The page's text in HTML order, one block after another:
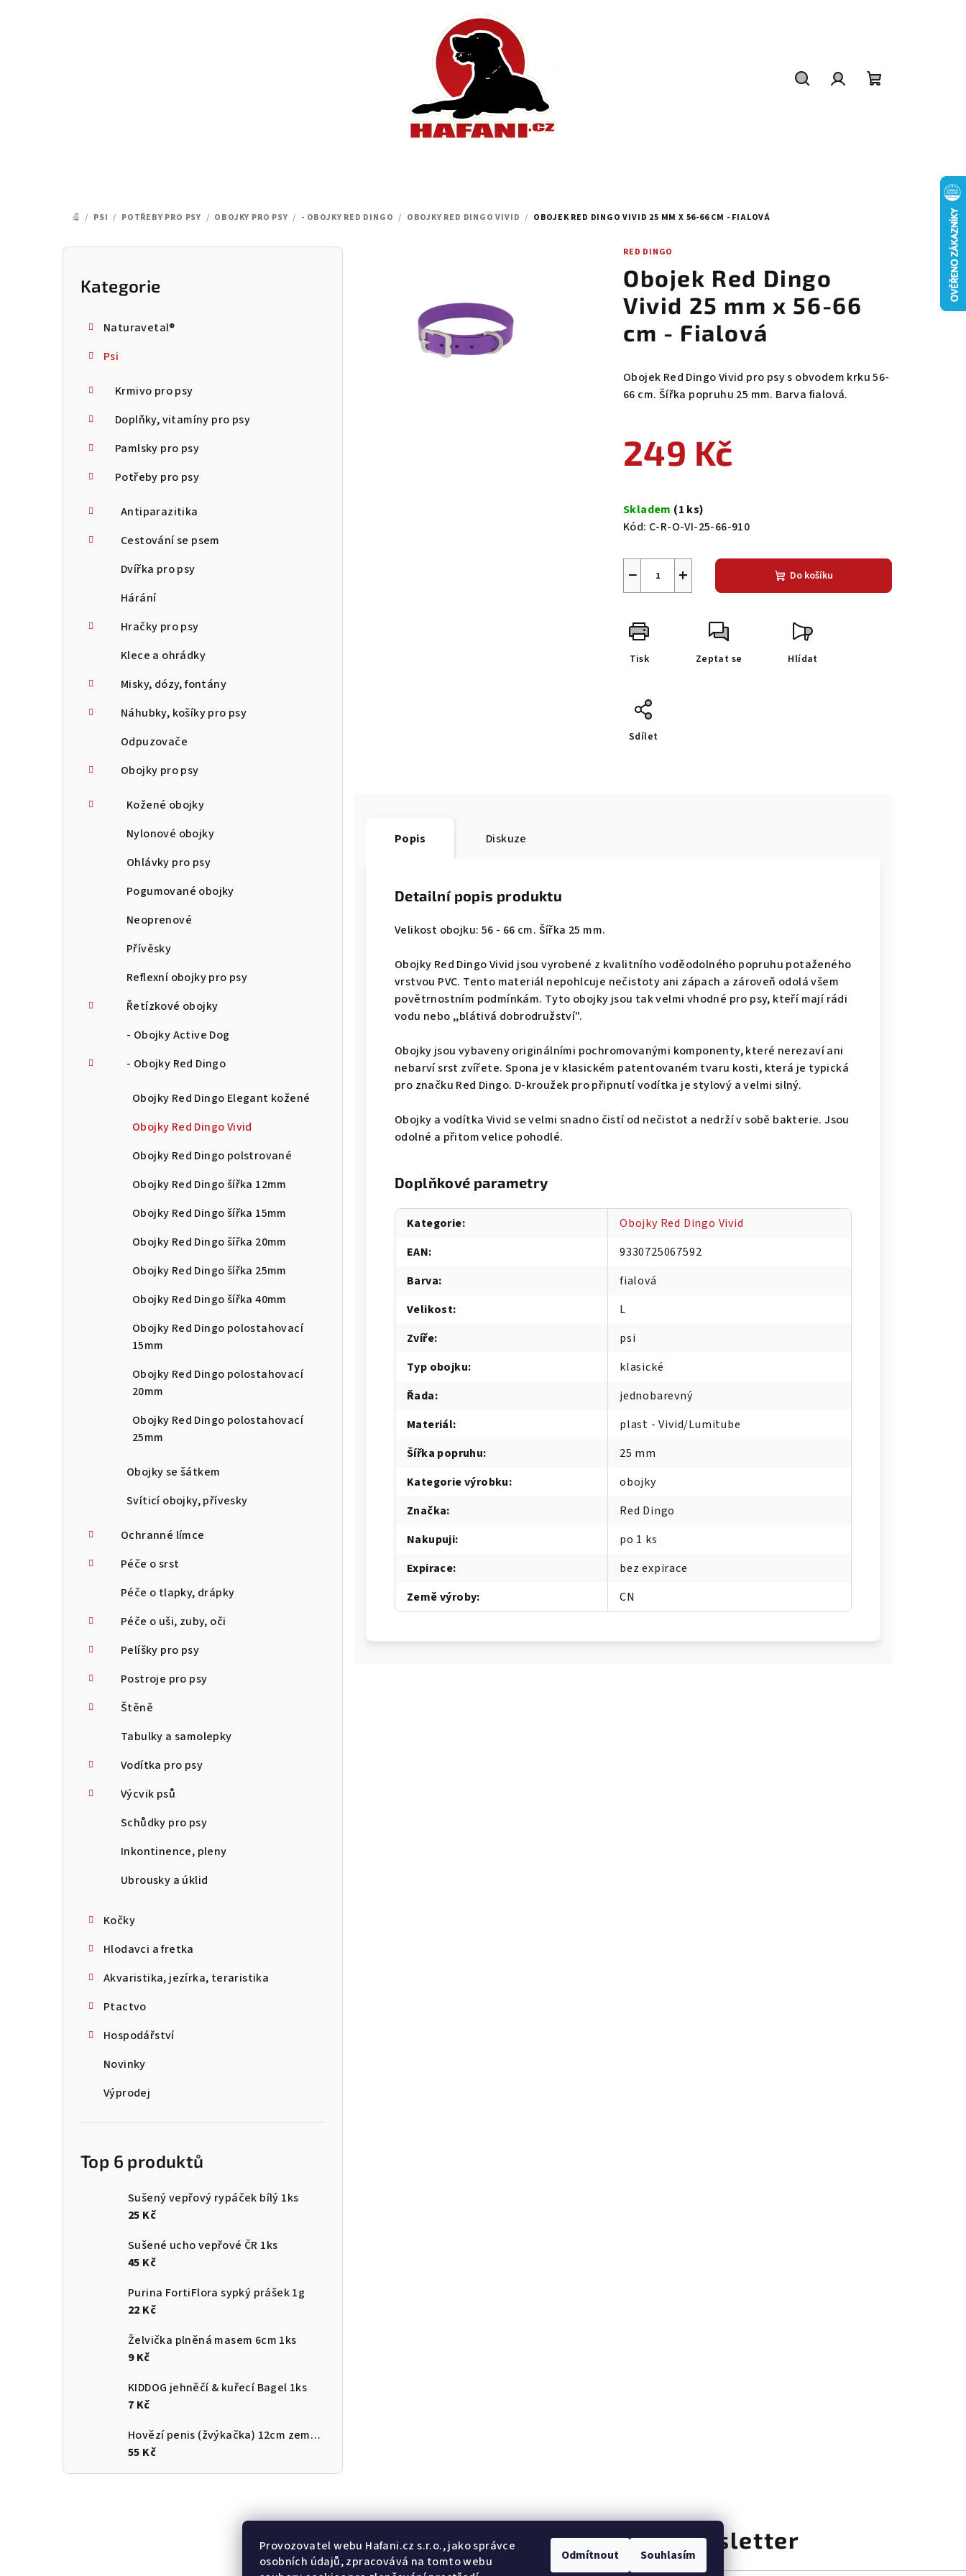
Provozovatel webu Hafani.cz s.r.o., jako správce
osobních údajů, zpracovává na tomto webu
Odmítnout Souhlasím
DOMŮ
/ PSI / POTŘEBY PRO PSY / OBOJKY PRO PSY / - OBOJKY RED DINGO / OBOJKY RED DINGO VIVID / OBOJEK RED DINGO VIVID 25 MM X 56-66 CM - FIALOVÁ
P
Přeskočit
kategorie
Kategorie
Naturavetal®
Psi
Krmivo pro psy
Doplňky, vitamíny pro psy
Pamlsky pro psy
Potřeby pro psy
Antiparazitika
Cestování se psem
Dvířka pro psy
Hárání
Hračky pro psy
Klece a ohrádky
Misky, dózy, fontány
Náhubky, košíky pro psy
Odpuzovače
Obojky pro psy
Kožené obojky
Nylonové obojky
Ohlávky pro psy
Pogumované obojky
Neoprenové
Přívěsky
Reflexní obojky pro psy
Řetízkové obojky
- Obojky Active Dog
- Obojky Red Dingo
Obojky Red Dingo Elegant kožené
Obojky Red Dingo Vivid
Obojky Red Dingo polstrované
Obojky Red Dingo šířka 12mm
Obojky Red Dingo šířka 15mm
Obojky Red Dingo šířka 20mm
Obojky Red Dingo šířka 25mm
Obojky Red Dingo šířka 40mm
Obojky Red Dingo polostahovací
15mm
Obojky Red Dingo polostahovací
20mm
Obojky Red Dingo polostahovací
25mm
Obojky se šátkem
Svíticí obojky, přívesky
Ochranné límce
Péče o srst
Péče o tlapky, drápky
Péče o uši, zuby, oči
Pelíšky pro psy
Postroje pro psy
Štěně
Tabulky a samolepky
Vodítka pro psy
Výcvik psů
Schůdky pro psy
Inkontinence, pleny
Ubrousky a úklid
Kočky
Hlodavci a fretka
Akvaristika, jezírka, teraristika
Ptactvo
Hospodářství
Novinky
Výprodej
Top 6 produktů
Sušený vepřový rypáček bílý 1ks
25 Kč
Sušené ucho vepřové ČR 1ks
45 Kč
Purina FortiFlora sypký prášek 1g
22 Kč
Želvička plněná masem 6cm 1ks
9 Kč
KIDDOG jehněčí & kuřecí Bagel 1ks
7 Kč
Hovězí penis (žvýkačka) 12cm země původu ČR
55 Kč
RED DINGO
Obojek Red Dingo
Vivid 25 mm x 56-66
cm - Fialová
Obojek Red Dingo Vivid pro psy s obvodem krku 56-
66 cm. Šířka popruhu 25 mm. Barva fialová.
249 Kč
cena:
Skladem (1 ks)
Kód: C-R-O-VI-25-66-910
+
− Do košíku
Tisk Zeptat se Hlídat
Sdílet
Popis Diskuze
Detailní popis produktu
Velikost obojku: 56 - 66 cm. Šířka 25 mm.
Obojky Red Dingo Vivid jsou vyrobené z kvalitního voděodolného popruhu potaženého
vrstvou PVC. Tento materiál nepohlcuje nečistoty ani zápach a zároveň odolá všem
povětrnostním podmínkám. Tyto obojky jsou tak velmi vhodné pro psy, kteří mají rádi
vodu nebo ,,blátivá dobrodružství".
Obojky jsou vybaveny originálními pochromovanými komponenty, které nerezaví ani
nebarví srst zvířete. Spona je v klasickém patentovaném tvaru kosti, která je typická
pro značku Red Dingo. D-kroužek pro připnutí vodítka je stylový a velmi silný.
Obojky a vodítka Vivid se velmi snadno čistí od nečistot a nedrží v sobě bakterie. Jsou
odolné a přitom velice pohodlé.
Doplňkové parametry
Kategorie:
Obojky Red Dingo Vivid
EAN:
9330725067592
Barva:
fialová
Velikost:
L
Zvíře:
psi
Typ obojku:
klasické
Řada:
jednobarevný
Materiál:
plast - Vivid/Lumitube
Šířka popruhu:
25 mm
Kategorie výrobku:
obojky
Značka:
Red Dingo
Nakupuji:
po 1 ks
Expirace:
bez expirace
Země výroby: CN
Odebírat newsletter